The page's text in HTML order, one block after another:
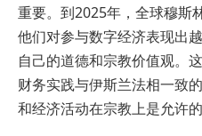
重要。到2025年，全球穆斯
他们对参与数字经济表现出
自己的道德和宗教价值观。
财务实践与伊斯兰法相一致
和经济活动在宗教上是允许的